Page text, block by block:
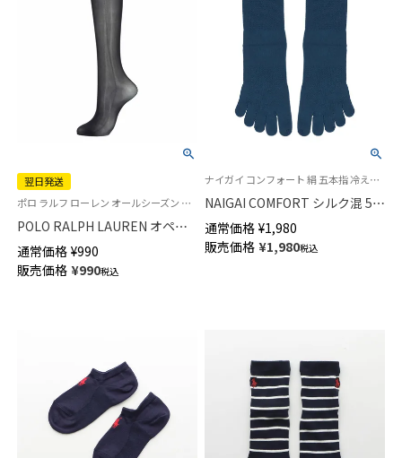
翌日発送
ポロ ラルフ ローレン オールシーズン 日本製 靴下 旧01823635
POLO RALPH LAUREN オペイ
クハイソックス 25デニール な
めらかでソフトなタッチ レディ
ース【365日最短翌日発送】
通常価格 ¥990
販売価格 ¥990税込
ナイガイ コンフォート 絹 五本指 冷えとり 靴下 レッグソリューション
NAIGAI COMFORT シルク混 5本
指ソックス レディース
03022791
通常価格 ¥1,980
販売価格 ¥1,980税込